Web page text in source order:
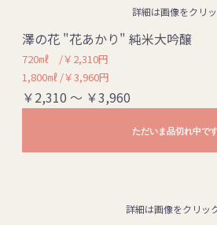
詳細は画像をクリ
澤の花 "花あかり" 純米大吟醸
720㎖ /￥2,310円
1,800㎖ /￥3,960円
￥2,310 ～ ￥3,960
ただいま品切れ中です
詳細は画像をクリッ